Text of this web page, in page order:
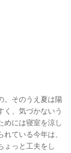
。そのうえ夏は陽
く、気づかないう
めには寝室を涼し
ている今年は、
ょっと工夫をし